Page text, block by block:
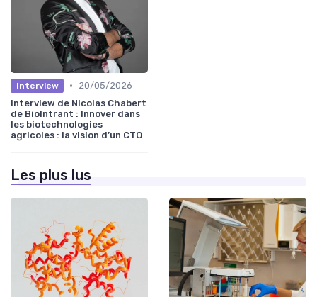
Interview •
20/05/2026
Interview de Nicolas Chabert
de BioIntrant : Innover dans
les biotechnologies
agricoles : la vision d’un CTO
Les plus lus